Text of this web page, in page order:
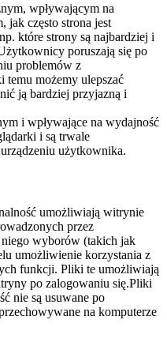
wpływającym na
jak często strona jest
które strony są najbardziej i
poruszają się po
problemów z
temu możemy ulepszać
ją bardziej przyjazną i
i wpływające na wydajność
i są trwale
użytkownika.
umożliwiają witrynie
przez
wyborów (takich jak
umożliwienie korzystania z
funkcji. Pliki te umożliwiają
po zalogowaniu się.Pliki
nie są usuwane po
na komputerze